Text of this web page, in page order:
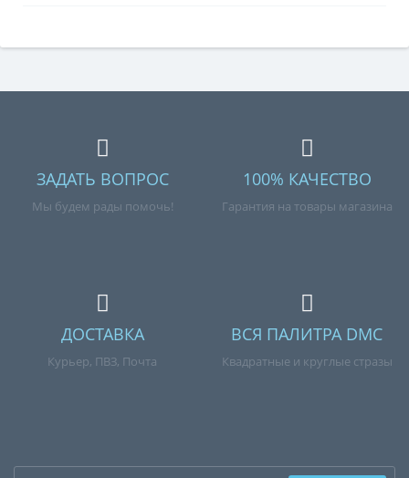
ЗАДАТЬ ВОПРОС
Мы будем рады помочь!
100% КАЧЕСТВО
Гарантия на товары магазина
ДОСТАВКА
Курьер, ПВЗ, Почта
ВСЯ ПАЛИТРА DMC
Квадратные и круглые стразы